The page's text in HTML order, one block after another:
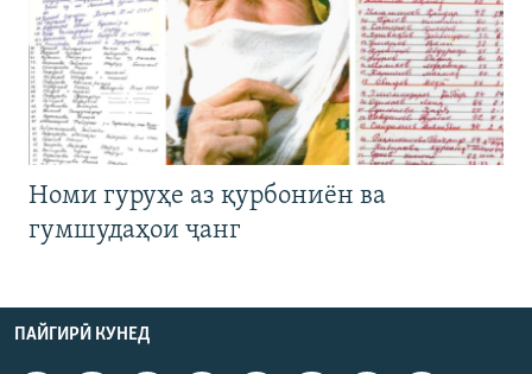
Номи гуруҳе аз қурбониён ва
гумшудаҳои ҷанг
ПАЙГИРӢ КУНЕД